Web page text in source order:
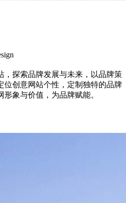
，探索品牌发展与未来，以品牌策
位创意网站个性，定制独特的品牌
象与价值，为品牌赋能。